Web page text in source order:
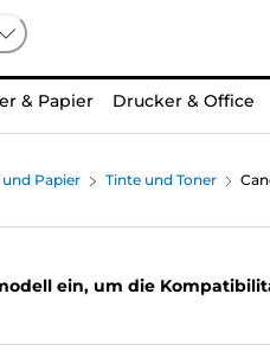
& Papier Drucker & Office
und Papier Tinte und Toner
ein, um die